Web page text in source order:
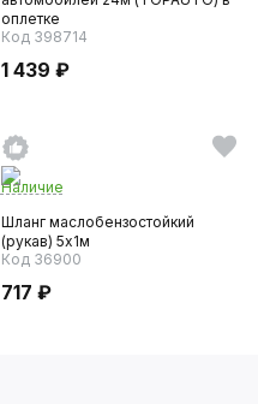
оплетке
Код 398714
1 439 ₽
Наличие
Шланг маслобензостойкий
(рукав) 5х1м
Код 36900
717 ₽